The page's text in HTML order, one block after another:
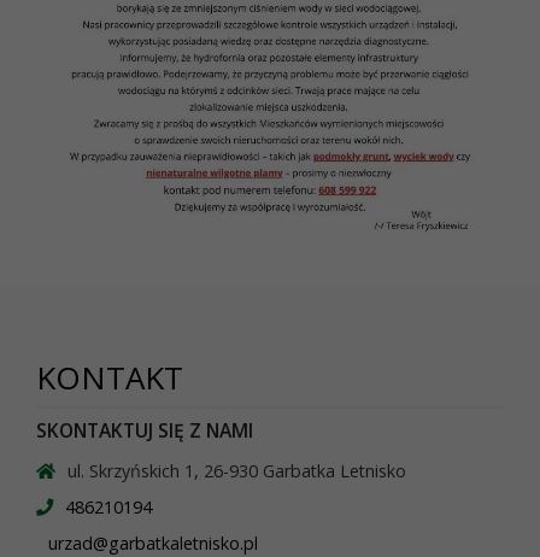
KONTAKT
SKONTAKTUJ SIĘ Z NAMI
ul. Skrzyńskich 1, 26-930 Garbatka Letnisko
486210194
urzad@garbatkaletnisko.pl